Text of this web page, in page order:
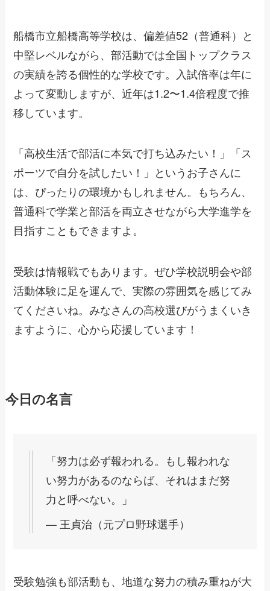
船橋市立船橋高等学校は、偏差値52（普通科）と
中堅レベルながら、部活動では全国トップクラス
の実績を誇る個性的な学校です。入試倍率は年に
よって変動しますが、近年は1.2〜1.4倍程度で推
移しています。
「高校生活で部活に本気で打ち込みたい！」「ス
ポーツで自分を試したい！」というお子さんに
は、ぴったりの環境かもしれません。もちろん、
普通科で学業と部活を両立させながら大学進学を
目指すこともできますよ。
受験は情報戦でもあります。ぜひ学校説明会や部
活動体験に足を運んで、実際の雰囲気を感じてみ
てくださいね。みなさんの高校選びがうまくいき
ますように、心から応援しています！
今日の名言
「努力は必ず報われる。もし報われな
い努力があるのならば、それはまだ努
力と呼べない。」
— 王貞治（元プロ野球選手）
受験勉強も部活動も、地道な努力の積み重ねが大